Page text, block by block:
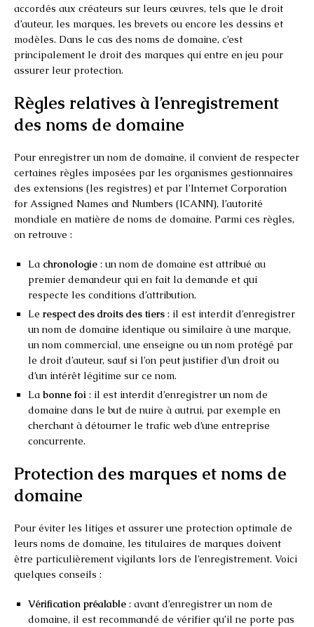
accordés aux créateurs sur leurs œuvres, tels que le droit
d’auteur, les marques, les brevets ou encore les dessins et
modèles. Dans le cas des noms de domaine, c’est
principalement le droit des marques qui entre en jeu pour
assurer leur protection.
Règles relatives à l’enregistrement
des noms de domaine
Pour enregistrer un nom de domaine, il convient de respecter
certaines règles imposées par les organismes gestionnaires
des extensions (les registres) et par l’Internet Corporation
for Assigned Names and Numbers (ICANN), l’autorité
mondiale en matière de noms de domaine. Parmi ces règles,
on retrouve :
La chronologie : un nom de domaine est attribué au
premier demandeur qui en fait la demande et qui
respecte les conditions d’attribution.
Le respect des droits des tiers : il est interdit d’enregistrer
un nom de domaine identique ou similaire à une marque,
un nom commercial, une enseigne ou un nom protégé par
le droit d’auteur, sauf si l’on peut justifier d’un droit ou
d’un intérêt légitime sur ce nom.
La bonne foi : il est interdit d’enregistrer un nom de
domaine dans le but de nuire à autrui, par exemple en
cherchant à détourner le trafic web d’une entreprise
concurrente.
Protection des marques et noms de
domaine
Pour éviter les litiges et assurer une protection optimale de
leurs noms de domaine, les titulaires de marques doivent
être particulièrement vigilants lors de l’enregistrement. Voici
quelques conseils :
Vérification préalable : avant d’enregistrer un nom de
domaine, il est recommandé de vérifier qu’il ne porte pas